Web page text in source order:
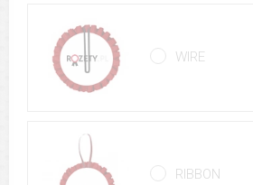
WIRE
RIBBON